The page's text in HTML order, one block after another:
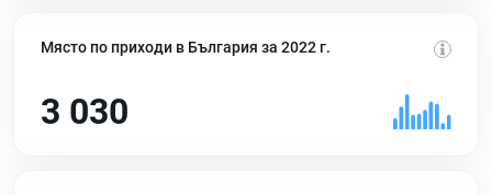
Място по приходи в България за 2022 г.
3 030